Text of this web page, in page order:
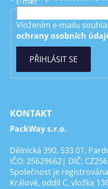
Vložením e-mailu
ochrany osobních
PŘIHLÁSIT SE
KONTAKT
PackWay s.r.o.
Dělnická 390, 533 01,
IČO: 25629662| DIČ:
Společnost je
Králové, oddíl C, vložka